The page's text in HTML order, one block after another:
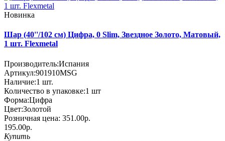
Новинка
Шар (40''/102 см) Цифра, 0 Slim, Звездное Золото, Матовый,
1 шт. Flexmetal
Производитель:Испания
Артикул:901910MSG
Наличие:1 шт.
Количество в упаковке:1 шт
Форма:Цифра
Цвет:Золотой
Розничная цена: 351.00р.
195.00р.
Купить